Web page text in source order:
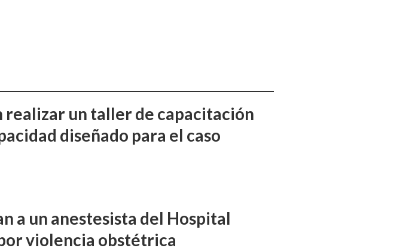
realizar un taller de capacitación
diseñado para el caso
a un anestesista del Hospital
violencia obstétrica